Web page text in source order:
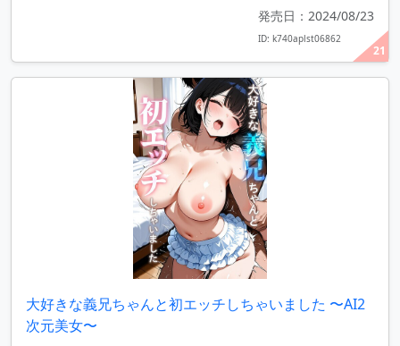
21
発売日：2024/08/23
ID: k740aplst06862
大好きな義兄ちゃんと初エッチしちゃいました 〜AI2
次元美女〜